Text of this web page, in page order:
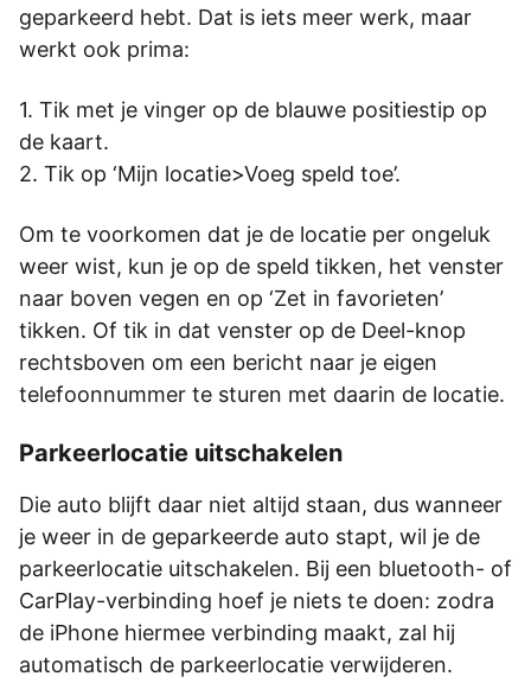
geparkeerd hebt. Dat is iets meer werk, maar
werkt ook prima:
Tik met je vinger op de blauwe positiestip op
de kaart.
Tik op ‘Mijn locatie>Voeg speld toe’.
Om te voorkomen dat je de locatie per ongeluk
weer wist, kun je op de speld tikken, het venster
naar boven vegen en op ‘Zet in favorieten’
tikken. Of tik in dat venster op de Deel-knop
rechtsboven om een bericht naar je eigen
telefoonnummer te sturen met daarin de locatie.
Parkeerlocatie uitschakelen
Die auto blijft daar niet altijd staan, dus wanneer
je weer in de geparkeerde auto stapt, wil je de
parkeerlocatie uitschakelen. Bij een bluetooth- of
CarPlay-verbinding hoef je niets te doen: zodra
de iPhone hiermee verbinding maakt, zal hij
automatisch de parkeerlocatie verwijderen.